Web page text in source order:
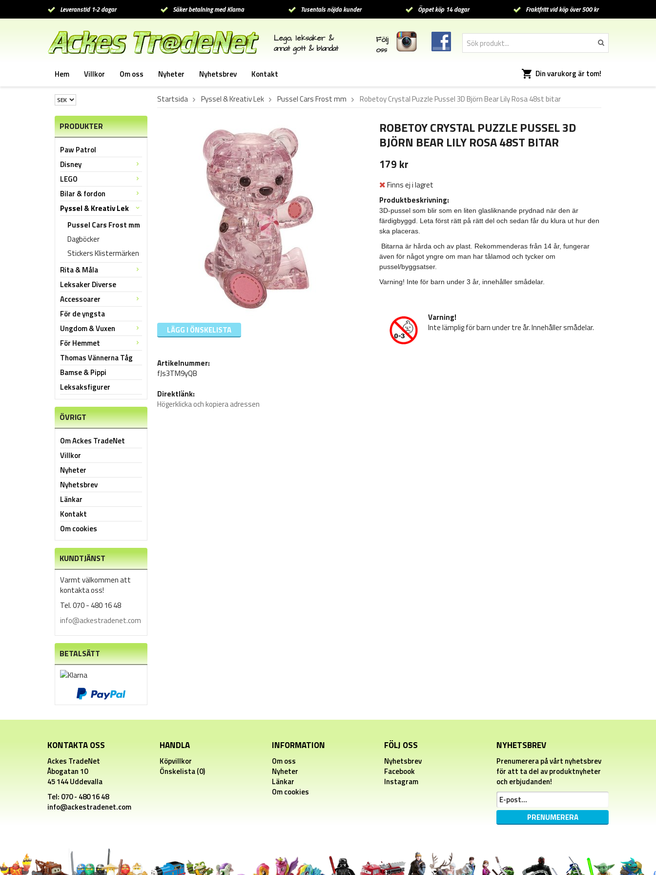
Leveranstid 1-2 dagar Säker betalning med Klarna Tusentals nöjda kunder Öppet köp 14 dagar Fraktfritt vid köp över 500 kr
Lego, leksaker &
annat gott & blandat
Följ
oss
Hem Villkor Om oss Nyheter Nyhetsbrev Kontakt Din varukorg är tom!
PRODUKTER
Paw Patrol
Disney
LEGO
Bilar & fordon
Pyssel & Kreativ Lek
Pussel Cars Frost mm
Dagböcker
Stickers Klistermärken
Rita & Måla
Leksaker Diverse
Accessoarer
För de yngsta
Ungdom & Vuxen
För Hemmet
Thomas Vännerna Tåg
Bamse & Pippi
Leksaksfigurer
ÖVRIGT
Om Ackes TradeNet
Villkor
Nyheter
Nyhetsbrev
Länkar
Kontakt
Om cookies
KUNDTJÄNST
Varmt välkommen att
kontakta oss!
Tel. 070 - 480 16 48
info@ackestradenet.com
BETALSÄTT
Startsida Pyssel & Kreativ Lek Pussel Cars Frost mm Robetoy Crystal Puzzle Pussel 3D Björn Bear Lily Rosa 48st bitar
ROBETOY CRYSTAL PUZZLE PUSSEL 3D
BJÖRN BEAR LILY ROSA 48ST BITAR
179 kr
Finns ej i lagret
Produktbeskrivning:
3D-pussel som blir som en liten glasliknande prydnad när den är
färdigbyggd. Leta först rätt på rätt del och sedan får du klura ut hur den
ska placeras.
Bitarna är hårda och av plast. Rekommenderas från 14 år, fungerar
även för något yngre om man har tålamod och tycker om
pussel/byggsatser.
Varning! Inte för barn under 3 år, innehåller smådelar.
Varning!
Inte lämplig för barn under tre år. Innehåller smådelar.
LÄGG I ÖNSKELISTA
Artikelnummer:
fJs3TM9yQB
Direktlänk:
Högerklicka och kopiera adressen
KONTAKTA OSS
Ackes TradeNet
Åbogatan 10
45 144 Uddevalla
Tel: 070 - 480 16 48
info@ackestradenet.com
HANDLA
Köpvillkor
Önskelista (0)
INFORMATION
Om oss
Nyheter
Länkar
Om cookies
FÖLJ OSS
Nyhetsbrev
Facebook
Instagram
NYHETSBREV
Prenumerera på vårt nyhetsbrev
för att ta del av produktnyheter
och erbjudanden!
PRENUMERERA